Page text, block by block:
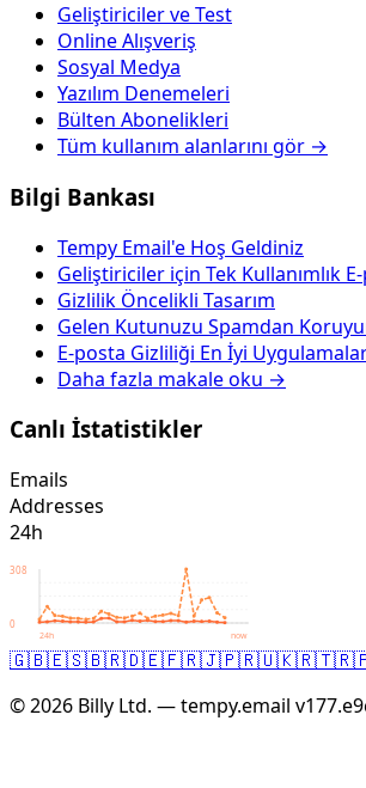
Geliştiriciler ve Test
Online Alışveriş
Sosyal Medya
Yazılım Denemeleri
Bülten Abonelikleri
Tüm kullanım alanlarını gör →
Bilgi Bankası
Tempy Email'e Hoş Geldiniz
Geliştiriciler için Tek Kullanımlık
Gizlilik Öncelikli Tasarım
Gelen Kutunuzu Spamdan
E-posta Gizliliği En İyi
Daha fazla makale oku →
Canlı İstatistikler
Emails
Addresses
24h
308
0
24h now
🇬🇧🇪🇸🇧🇷🇩🇪🇫🇷🇯🇵🇷🇺🇰🇷🇹🇷
© 2026 Billy Ltd. — tempy.email